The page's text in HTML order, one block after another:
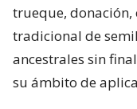
trueque, donación,
tradicional de
ancestrales sin
su ámbito de